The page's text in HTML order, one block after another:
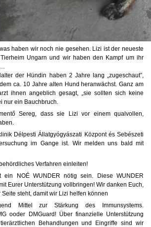
haben wir noch nie gesehen. Lizi ist der neueste
Ungarn und wir haben den Kampf um ihr
…
der Hündin haben 2 Jahre lang „zugeschaut”,
ca. 10 Jahre alten Hund heranwächst. Ganz am
ihnen angeblich gesagt, „sie sollten sich keine
nur ein Bauchbruch.
Sereg, dass sie Lizi vor einem qualvollen,
Délpesti Állatgyógyászati Központ és Sebészeti
im Gange ist. Wir melden uns bald mit
Verfahren einleiten!
NOÉ WUNDER nötig sein. Diese WUNDER
Eurer Unterstützung vollbringen! Wir danken Euch,
steht, damit wir Lizi helfen können
Mittel zur Stärkung des Immunsystems.
ooder DMGuard! Über finanzielle Unterstützung
Behandlungen und Eingriffe sind wir